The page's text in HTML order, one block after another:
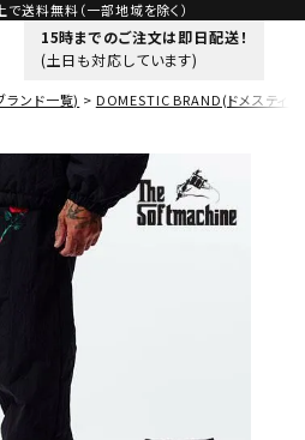
送料無料（一部地域を除く）
15時までのご注文は即日配送！
(土日も対応しています)
ンド一覧) DOMESTIC BRAND(ドメスティッ